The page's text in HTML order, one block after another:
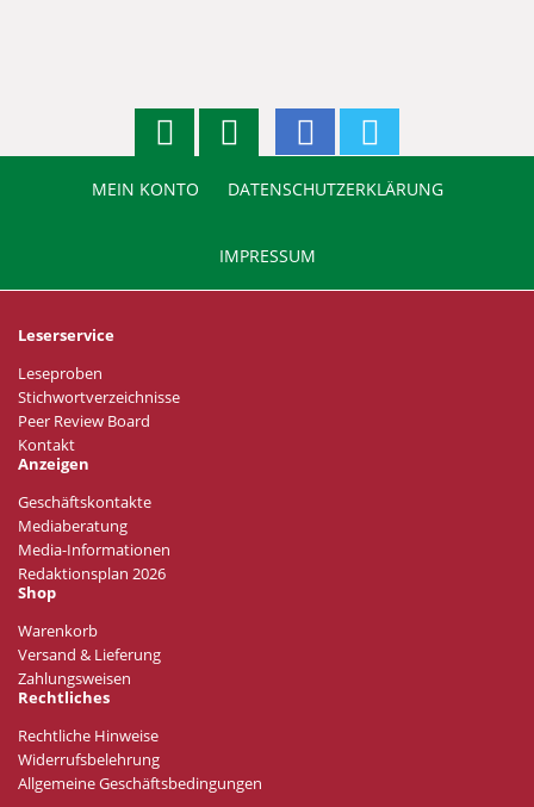
MEIN KONTO DATENSCHUTZERKLÄRUNG
IMPRESSUM
Leserservice
Leseproben
Stichwortverzeichnisse
Peer Review Board
Kontakt
Anzeigen
Geschäftskontakte
Mediaberatung
Media-Informationen
Redaktionsplan 2026
Shop
Warenkorb
Versand & Lieferung
Zahlungsweisen
Rechtliches
Rechtliche Hinweise
Widerrufsbelehrung
Allgemeine Geschäftsbedingungen